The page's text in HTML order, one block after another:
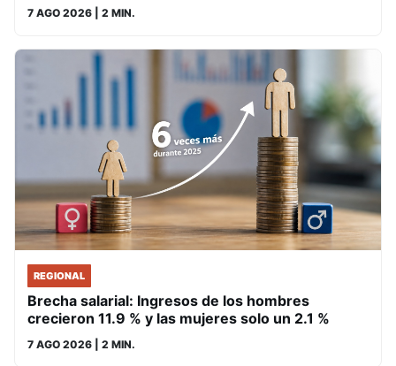
7 AGO 2026 | 2 MIN.
REGIONAL
Brecha salarial: Ingresos de los hombres
crecieron 11.9 % y las mujeres solo un 2.1 %
7 AGO 2026 | 2 MIN.